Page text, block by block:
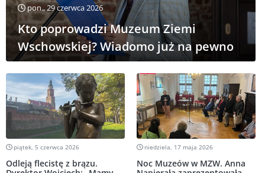
pon., 29 czerwca 2026
Kto poprowadzi Muzeum Ziemi
Wschowskiej? Wiadomo już na pewno
piątek, 5 czerwca 2026
Odleją flecistę z brązu.
niedziela, 17 maja 2026
Noc Muzeów w MZW. Anna